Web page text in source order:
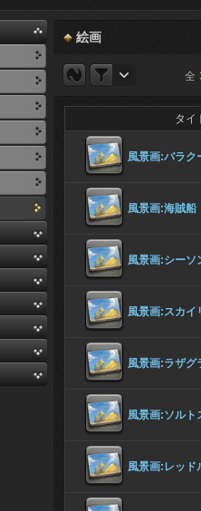
絵画
全
タイ
風景画:バラク
風景画:海賊船
風景画:シーソ
風景画:スカイ
風景画:ラザグ
風景画:ソルト
風景画:レッド